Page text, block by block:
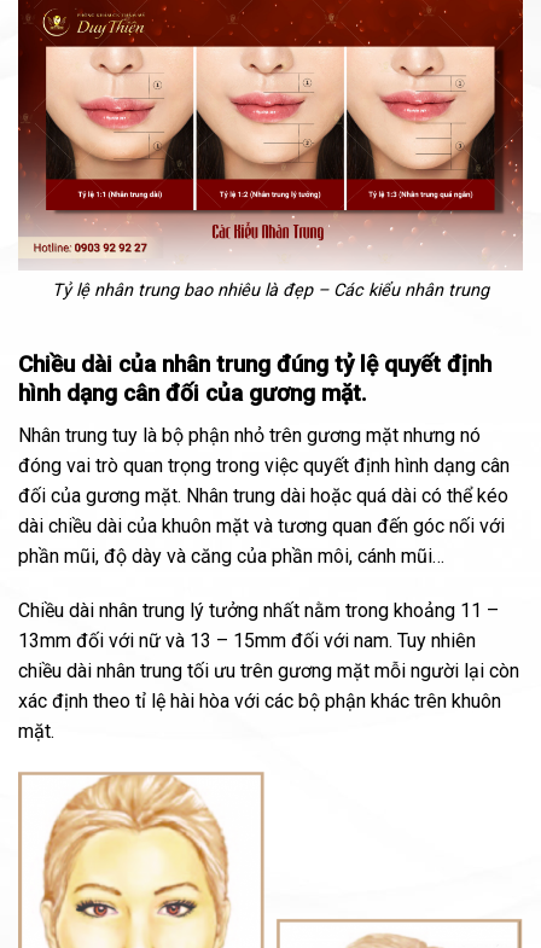
Tỷ lệ nhân trung bao nhiêu là đẹp – Các kiểu nhân trung
Chiều dài của nhân trung đúng tỷ lệ quyết định
hình dạng cân đối của gương mặt.
Nhân trung tuy là bộ phận nhỏ trên gương mặt nhưng nó
đóng vai trò quan trọng trong việc quyết định hình dạng cân
đối của gương mặt. Nhân trung dài hoặc quá dài có thể kéo
dài chiều dài của khuôn mặt và tương quan đến góc nối với
phần mũi, độ dày và căng của phần môi, cánh mũi…
Chiều dài nhân trung lý tưởng nhất nằm trong khoảng 11 –
13mm đối với nữ và 13 – 15mm đối với nam. Tuy nhiên
chiều dài nhân trung tối ưu trên gương mặt mỗi người lại còn
xác định theo tỉ lệ hài hòa với các bộ phận khác trên khuôn
mặt.